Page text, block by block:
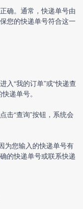
确。通常，快递单号由
您的快递单号符合这一
入“我的订单”或“快递查
递单号。
击“查询”按钮，系统会
为您输入的快递单号有
的快递单号或联系快递